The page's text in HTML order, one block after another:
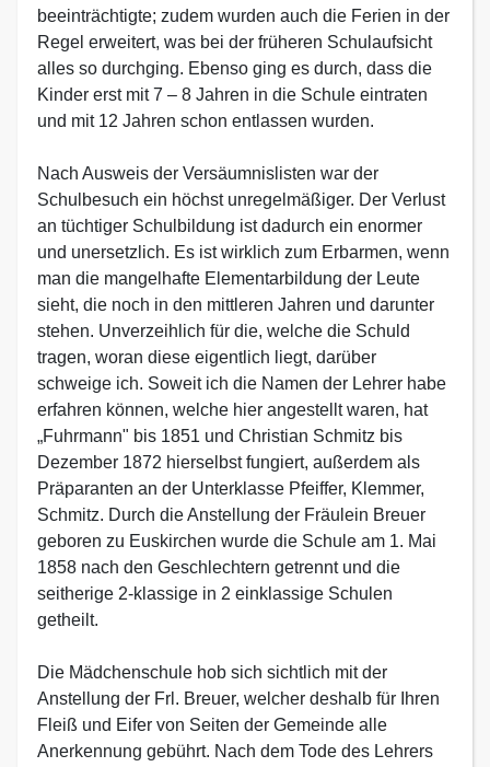
beeinträchtigte; zudem wurden auch die Ferien in der
Regel erweitert, was bei der früheren Schulaufsicht
alles so durchging. Ebenso ging es durch, dass die
Kinder erst mit 7 – 8 Jahren in die Schule eintraten
und mit 12 Jahren schon entlassen wurden.
Nach Ausweis der Versäumnislisten war der
Schulbesuch ein höchst unregelmäßiger. Der Verlust
an tüchtiger Schulbildung ist dadurch ein enormer
und unersetzlich. Es ist wirklich zum Erbarmen, wenn
man die mangelhafte Elementarbildung der Leute
sieht, die noch in den mittleren Jahren und darunter
stehen. Unverzeihlich für die, welche die Schuld
tragen, woran diese eigentlich liegt, darüber
schweige ich. Soweit ich die Namen der Lehrer habe
erfahren können, welche hier angestellt waren, hat
„Fuhrmann" bis 1851 und Christian Schmitz bis
Dezember 1872 hierselbst fungiert, außerdem als
Präparanten an der Unterklasse Pfeiffer, Klemmer,
Schmitz. Durch die Anstellung der Fräulein Breuer
geboren zu Euskirchen wurde die Schule am 1. Mai
1858 nach den Geschlechtern getrennt und die
seitherige 2-klassige in 2 einklassige Schulen
getheilt.
Die Mädchenschule hob sich sichtlich mit der
Anstellung der Frl. Breuer, welcher deshalb für Ihren
Fleiß und Eifer von Seiten der Gemeinde alle
Anerkennung gebührt. Nach dem Tode des Lehrers